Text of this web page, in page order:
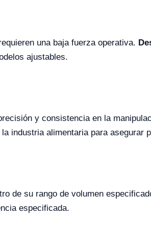
una baja fuerza operativa.
ajustables.
y consistencia en la
industria alimentaria para asegurar
de su rango de volumen
especificada.